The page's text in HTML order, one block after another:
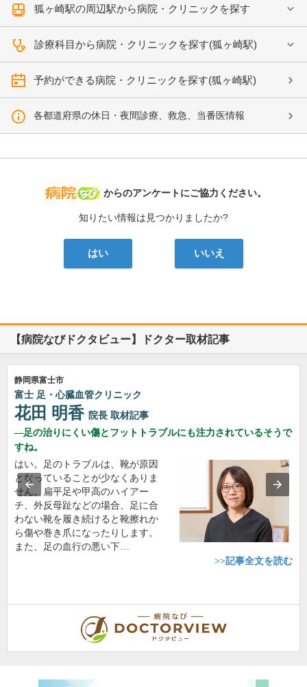
狐ヶ崎駅の周辺駅から病院・クリニックを探す
診療科目から病院・クリニックを探す(狐ヶ崎駅)
予約ができる病院・クリニックを探す(狐ヶ崎駅)
各都道府県の休日・夜間診療、救急、当番医情報
病院なび
からのアンケートにご協力ください。
知りたい情報は見つかりましたか?
はい いいえ
【病院なびドクタビュー】ドクター取材記事
静岡県富士市
富士 足・心臓血管クリニック
花田 明香 院長 取材記事
足の治りにくい傷とフットトラブルにも注力されているそうで
すね。
はい。足のトラブルは、靴が原因
となっていることが少なくありま
せん。扁平足や甲高のハイアー
チ、外反母趾などの場合、足に合
わない靴を履き続けると靴擦れか
ら傷や巻き爪になったりします。
また、足の血行の悪い下…
>>記事全文を読む